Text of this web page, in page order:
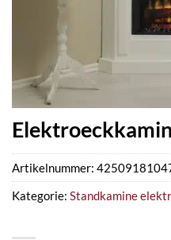
Artikelnummer:
Kategorie: Standkamine